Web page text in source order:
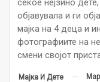
секое нејзино
објавувала и ги
мајка на 4 деца и
фотографиите на
смени својот
Мајка И Дете